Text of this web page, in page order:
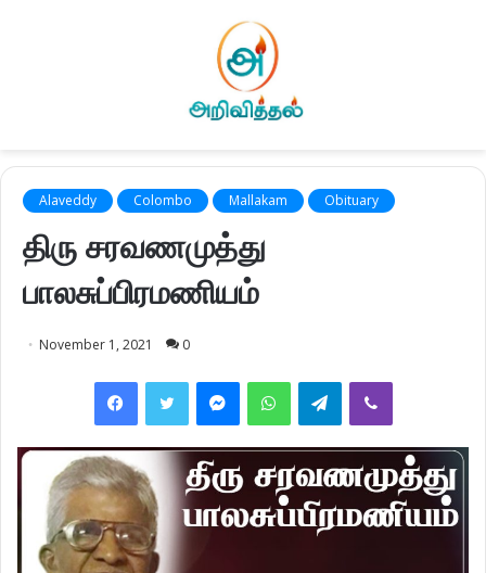
Alaveddy Colombo Mallakam Obituary
திரு சரவணமுத்து
பாலசுப்பிரமணியம்
November 1, 2021 0
FacebookTwitter MessengerWhatsAppTelegramViber